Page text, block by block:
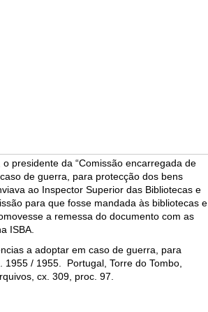
presidente da “Comissão encarregada de
de guerra, para protecção dos bens
ao Inspector Superior das Bibliotecas e
para que fosse mandada às bibliotecas e
a remessa do documento com as
ISBA.
a adoptar em caso de guerra, para
/ 1955. Portugal, Torre do Tombo,
cx. 309, proc. 97.